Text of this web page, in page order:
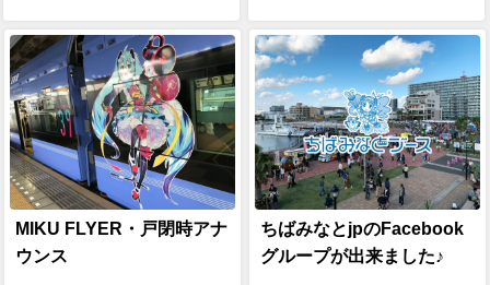
MIKU FLYER・戸閉時アナ
ウンス
ちばみなとjpのFacebook
グループが出来ました♪